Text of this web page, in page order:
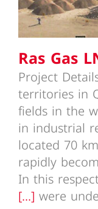
Ras Gas
Project
territories in
fields in the
in industrial
located 70
rapidly
In this
were
[...]